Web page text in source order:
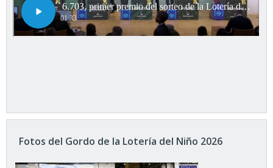
Fotos del Gordo de la Lotería del Niño 2026